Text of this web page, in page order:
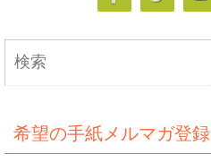
希望の手紙メルマガ登録